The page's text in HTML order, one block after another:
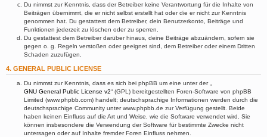
Du nimmst zur Kenntnis, dass der Betreiber keine Verantwortung für die Inhalte von
Beiträgen übernimmt, die er nicht selbst erstellt hat oder die er nicht zur Kenntnis
genommen hat. Du gestattest dem Betreiber, dein Benutzerkonto, Beiträge und
Funktionen jederzeit zu löschen oder zu sperren.
Du gestattest dem Betreiber darüber hinaus, deine Beiträge abzuändern, sofern sie
gegen o. g. Regeln verstoßen oder geeignet sind, dem Betreiber oder einem Dritten
Schaden zuzufügen.
4. GENERAL PUBLIC LICENSE
Du nimmst zur Kenntnis, dass es sich bei phpBB um eine unter der „
GNU General Public License v2“ (GPL) bereitgestellten Foren-Software von phpBB
Limited (www.phpbb.com) handelt; deutschsprachige Informationen werden durch die
deutschsprachige Community unter www.phpbb.de zur Verfügung gestellt. Beide
haben keinen Einfluss auf die Art und Weise, wie die Software verwendet wird. Sie
können insbesondere die Verwendung der Software für bestimmte Zwecke nicht
untersagen oder auf Inhalte fremder Foren Einfluss nehmen.